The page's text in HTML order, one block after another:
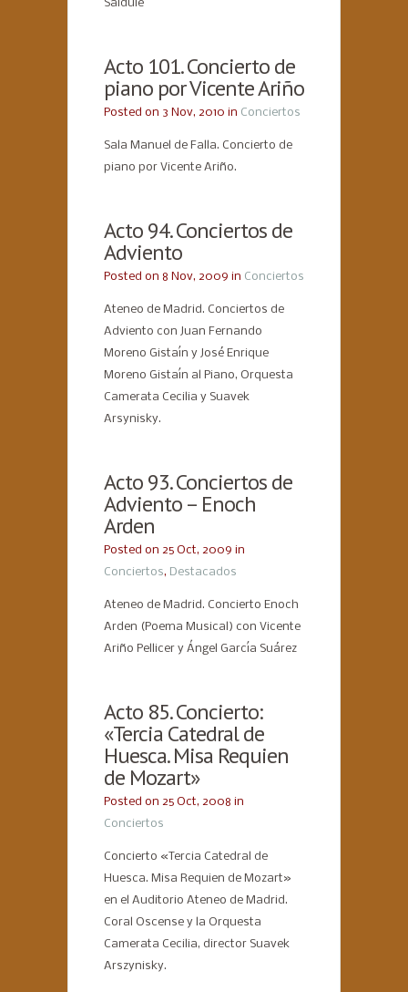
Salduie
Acto 101. Concierto de
piano por Vicente Ariño
Posted on 3 Nov, 2010 in Conciertos
Sala Manuel de Falla. Concierto de
piano por Vicente Ariño.
Acto 94. Conciertos de
Adviento
Posted on 8 Nov, 2009 in Conciertos
Ateneo de Madrid. Conciertos de
Adviento con Juan Fernando
Moreno Gistaín y José Enrique
Moreno Gistaín al Piano, Orquesta
Camerata Cecilia y Suavek
Arsynisky.
Acto 93. Conciertos de
Adviento – Enoch
Arden
Posted on 25 Oct, 2009 in
Conciertos, Destacados
Ateneo de Madrid. Concierto Enoch
Arden (Poema Musical) con Vicente
Ariño Pellicer y Ángel García Suárez
Acto 85. Concierto:
«Tercia Catedral de
Huesca. Misa Requien
de Mozart»
Posted on 25 Oct, 2008 in
Conciertos
Concierto «Tercia Catedral de
Huesca. Misa Requien de Mozart»
en el Auditorio Ateneo de Madrid.
Coral Oscense y la Orquesta
Camerata Cecilia, director Suavek
Arszynisky.